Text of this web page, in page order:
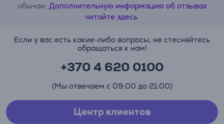
обычаи. Дополнительную информацию об отзывах
читайте здесь.
Если у вас есть какие-либо вопросы, не стесняйтесь
обращаться к нам!
+370 4 620 0100
(Мы отвечаем с 09:00 до 21:00)
Центр клиентов